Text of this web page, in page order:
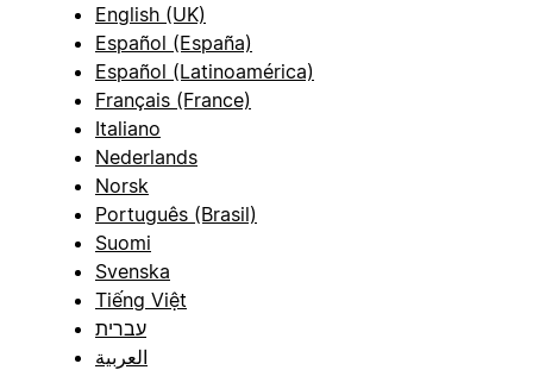
English (UK)
Español (España)
Español (Latinoamérica)
Français (France)
Italiano
Nederlands
Norsk
Português (Brasil)
Suomi
Svenska
Tiếng Việt
עברית
العربية